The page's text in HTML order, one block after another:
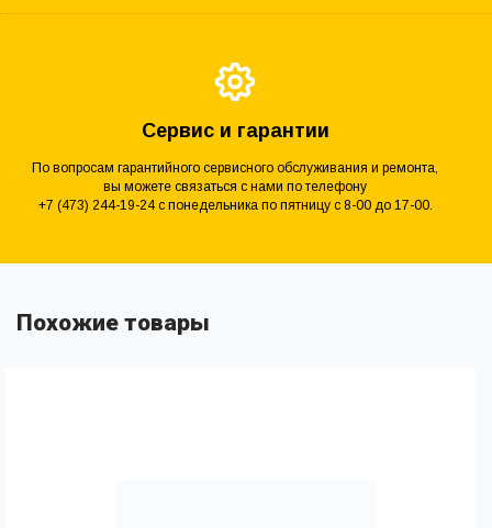
Сервис и гарантии
По вопросам гарантийного сервисного обслуживания и ремонта,
вы можете связаться с нами по телефону
+7 (473) 244-19-24 с понедельника по пятницу с 8-00 до 17-00.
Похожие товары